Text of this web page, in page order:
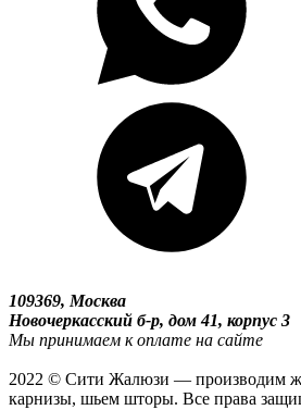
109369, Москва
Новочеркасский б-р, дом 41, корпус 3
Мы принимаем к оплате на сайте
2022 © Сити Жалюзи — производим
карнизы, шьем шторы. Все права